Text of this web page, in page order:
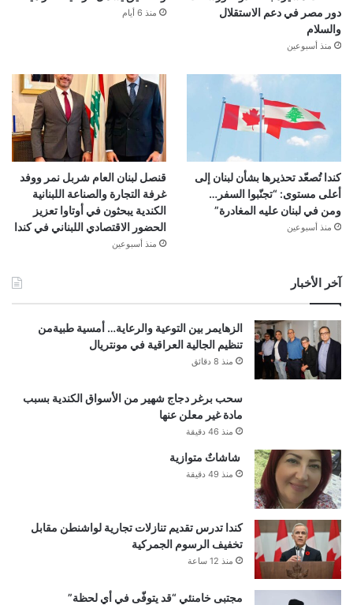
دور مصر في دعم الاستقلال
والسلام
منذ أسبوعين
منذ 6 أيام
كندا تُصعّد تحذيرها بشأن لبنان إلى
أعلى مستوى: “تجنّبوا السفر…
ومن في لبنان عليه المغادرة”
منذ أسبوعين
قنصل لبنان العام شربل نمر ووفد
غرفة التجارة والصناعة اللبنانية
الكندية يبحثون في أوتاوا تعزيز
الحضور الاقتصادي اللبناني في كندا
منذ أسبوعين
آخر الأخبار
الزهايمر بين التوعية والرعاية… أمسية طبيةمن
تنظيم الجالية العراقية في مونتريال
منذ 8 دقائق
سحب برغر دجاج شهير من الأسواق الكندية بسبب
مادة غير معلن عنها
منذ 46 دقيقة
شاشاتٌ متوازية
منذ 49 دقيقة
كندا تدرس تقديم تنازلات تجارية لواشنطن مقابل
تخفيف الرسوم الجمركية
منذ 12 ساعة
مجتبى خامنئي “قد يتوفّى في أي لحظة”